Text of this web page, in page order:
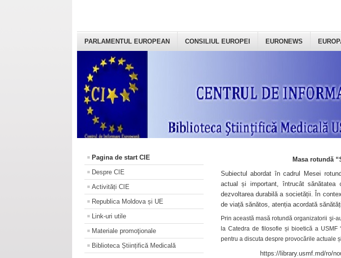
PARLAMENTUL EUROPEAN CONSILIUL EUROPEI EURONEWS
Pagina de start CIE
Despre CIE
Activități CIE
Republica Moldova și UE
Link-uri utile
Materiale promoţionale
Biblioteca Științifică Medicală
Masa rotundă
Subiectul abordat în cadrul Mesei
actual și important, întrucât sănătatea
dezvoltarea durabilă a societății. În
de viață sănătos, atenția acordată
Prin această masă rotundă organizatorii şi-
la Catedra de filosofie și bioetică a USMF
pentru a discuta despre provocările actuale
https://library.usmf.md/ro/